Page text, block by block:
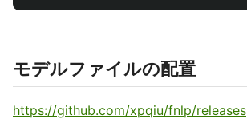
モデルファイルの配置
https://github.com/xpqiu/fnlp/releases